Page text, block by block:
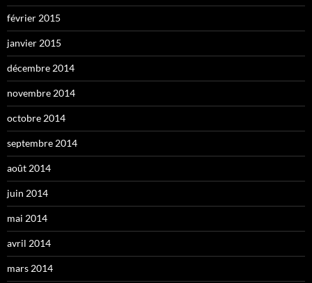
février 2015
janvier 2015
décembre 2014
novembre 2014
octobre 2014
septembre 2014
août 2014
juin 2014
mai 2014
avril 2014
mars 2014